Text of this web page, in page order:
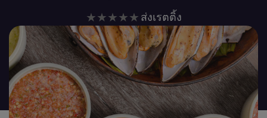
ไม่มี
การ
ให้
คะแนน
สำหรับ
recipe
นี้
ส่งเรตติ้ง